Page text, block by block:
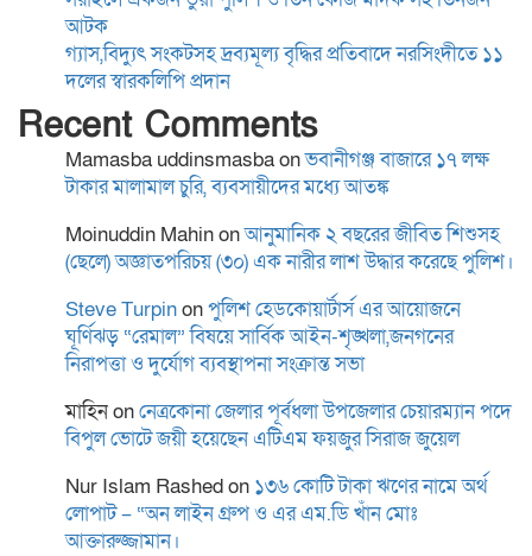
কুমিল্লা-৫ আসনের এমপি হাজী
জসিম উদ্দিনকে নিয়ে ড. মোবারক
হোসাইনের বক্তব্যে সামাজিক
যোগাযোগমাধ্যমে প্রতিবাদ
“বৈষম্য আন্দোলন ইতিহাসে
বৈষম্যের শিকার:-
বিদ্যুৎস্পৃষ্টে প্রাণ গেল দুই
কিশোরের
রোটারী ক্লাব অব কুমিল্লা রয়েলের
আছিয়া গণি বালিকা উচ্চ
বিদ্যালয়ে বৃক্ষরোপন ও বিতরণ
আটক
গ্যাস,বিদ্যুৎ সংকটসহ দ্রব্যমূল্য বৃদ্ধির প্রতিবাদে নরসিংদীতে ১১
দলের স্বারকলিপি প্রদান
Recent Comments
Mamasba uddinsmasbaonভবানীগঞ্জ বাজারে ১৭ লক্ষ
টাকার মালামাল চুরি, ব্যবসায়ীদের মধ্যে আতঙ্ক
Moinuddin Mahinonআনুমানিক ২ বছরের জীবিত শিশুসহ
(ছেলে) অজ্ঞাতপরিচয় (৩০) এক নারীর লাশ উদ্ধার করেছে পুলিশ।
Steve Turpinonপুলিশ হেডকোয়ার্টার্স এর আয়োজনে
ঘূর্ণিঝড় “রেমাল” বিষয়ে সার্বিক আইন-শৃঙ্খলা,জনগনের
নিরাপত্তা ও দুর্যোগ ব্যবস্থাপনা সংক্রান্ত সভা
মাহিনonনেত্রকোনা জেলার পূর্বধলা উপজেলার চেয়ারম্যান পদে
বিপুল ভোটে জয়ী হয়েছেন এটিএম ফয়জুর সিরাজ জুয়েল
Nur Islam Rashedon ১৩৬ কোটি টাকা ঋণের নামে অর্থ
লোপাট – “অন লাইন গ্রুপ ও এর এম.ডি খাঁন মোঃ
আক্তারুজ্জামান।